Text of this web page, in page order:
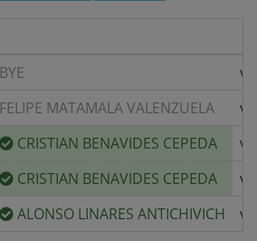
BYE
v/
FELIPE MATAMALA VALENZUELA
v/
CRISTIAN BENAVIDES CEPEDA
v/
CRISTIAN BENAVIDES CEPEDA
v/
ALONSO LINARES ANTICHIVICH v/